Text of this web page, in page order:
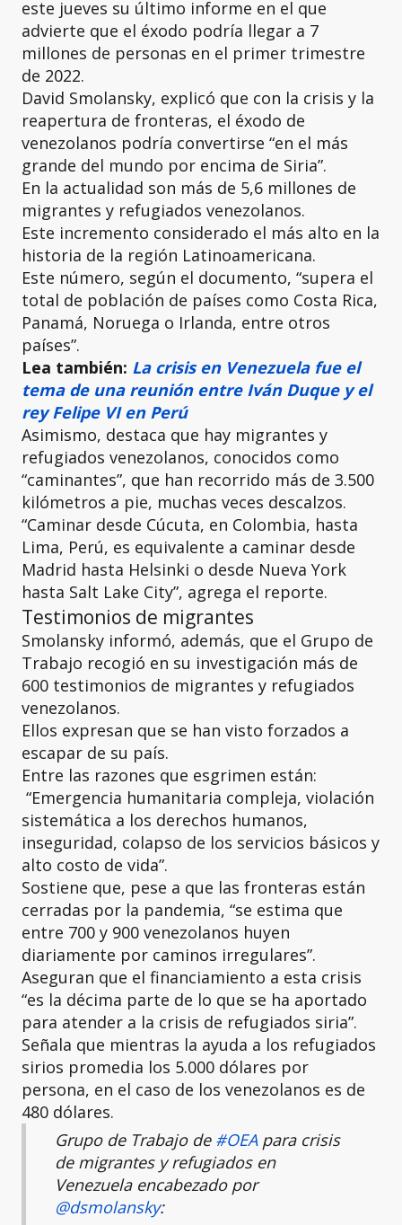
este jueves su último informe en el que
advierte que el éxodo podría llegar a 7
millones de personas en el primer trimestre
de 2022.
David Smolansky, explicó que con la crisis y la
reapertura de fronteras, el éxodo de
venezolanos podría convertirse “en el más
grande del mundo por encima de Siria”.
En la actualidad son más de 5,6 millones de
migrantes y refugiados venezolanos.
Este incremento considerado el más alto en la
historia de la región Latinoamericana.
Este número, según el documento, “supera el
total de población de países como Costa Rica,
Panamá, Noruega o Irlanda, entre otros
países”.
Lea también: La crisis en Venezuela fue el
tema de una reunión entre Iván Duque y el
rey Felipe VI en Perú
Asimismo, destaca que hay migrantes y
refugiados venezolanos, conocidos como
“caminantes”, que han recorrido más de 3.500
kilómetros a pie, muchas veces descalzos.
“Caminar desde Cúcuta, en Colombia, hasta
Lima, Perú, es equivalente a caminar desde
Madrid hasta Helsinki o desde Nueva York
hasta Salt Lake City”, agrega el reporte.
Testimonios de migrantes
Smolansky informó, además, que el Grupo de
Trabajo recogió en su investigación más de
600 testimonios de migrantes y refugiados
venezolanos.
Ellos expresan que se han visto forzados a
escapar de su país.
Entre las razones que esgrimen están:
“Emergencia humanitaria compleja, violación
sistemática a los derechos humanos,
inseguridad, colapso de los servicios básicos y
alto costo de vida”.
Sostiene que, pese a que las fronteras están
cerradas por la pandemia, “se estima que
entre 700 y 900 venezolanos huyen
diariamente por caminos irregulares”.
Aseguran que el financiamiento a esta crisis
“es la décima parte de lo que se ha aportado
para atender a la crisis de refugiados siria”.
Señala que mientras la ayuda a los refugiados
sirios promedia los 5.000 dólares por
persona, en el caso de los venezolanos es de
480 dólares.
Grupo de Trabajo de #OEApara crisis
de migrantes y refugiados en
Venezuela encabezado por
@dsmolansky: